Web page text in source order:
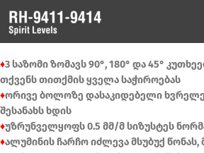
♦3 საზომი ზომავს 90°, 180° და 45°
თქვენს თითქმის ყველა საჭიროებას
♦ორივე ბოლოზე დასაკიდებელი
შესანახს ხდის
♦უზრუნველყოფს 0.5 მმ/მ სიზუსტეს
♦ალუმინის ჩარჩო იძლევა მსუბუქ